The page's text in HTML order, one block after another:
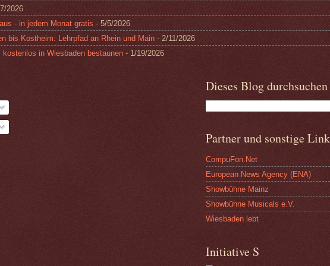
2026
- in jedem Monat gratis - 5/5/2026
bis Kostheim: Lehrpfad an Rhein und Main - 2/11/2026
in Wiesbaden bestaunen - 1/19/2026
Dieses Blog durchsuchen
Partner und sonstige
CompuFon.Net
European News Agency (ENA)
Showbühne Mainz
Showbühne Musicals e.V.
Wiesbaden lebt
Initiative S